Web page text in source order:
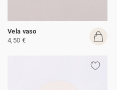
Vela vaso
4,50 €